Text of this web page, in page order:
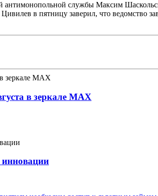
антимонопольной службы Максим
в пятницу заверил, что ведомство
в зеркале MAX